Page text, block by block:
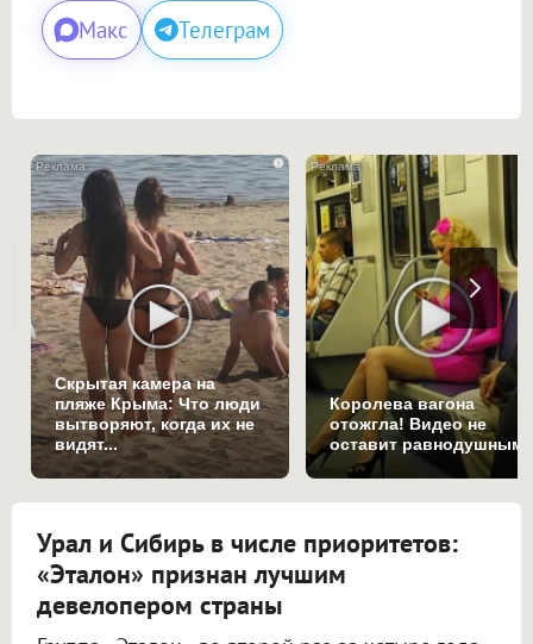
Макс Телеграм
i
Скрытая камера на
пляже Крыма: Что люди
вытворяют, когда их не
видят...
Королева вагона
отожгла! Видео не
оставит равнодушным
Урал и Сибирь в числе приоритетов:
«Эталон» признан лучшим
девелопером страны